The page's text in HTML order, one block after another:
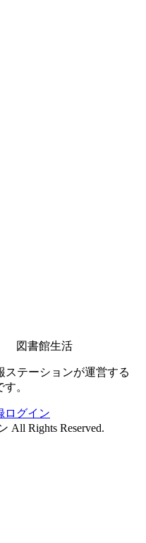
図書館生活
ステーションが運営する
。
ログイン
All Rights Reserved.